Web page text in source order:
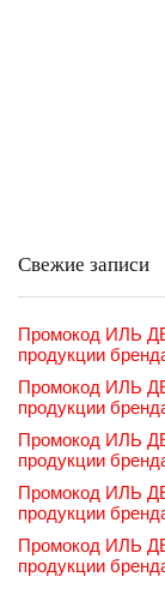
Свежие записи
Промокод ИЛЬ
продукции
Промокод ИЛЬ
продукции
Промокод ИЛЬ
продукции
Промокод ИЛЬ
продукции
Промокод ИЛЬ
продукции